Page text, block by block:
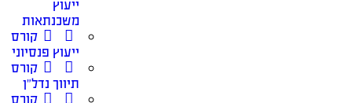
ייעוץ
משכנתאות
קורס
ייעוץ פנסיוני
קורס
תיווך נדל״ן
קורס